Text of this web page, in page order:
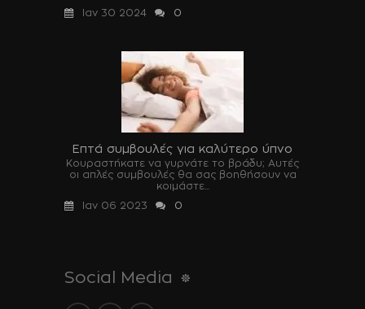
Ιαν 30 2024
0
Επτά συμβουλές για καλύτερο ύπνο
Κουραστήκατε να γυρνάτε το βράδυ; Αυτές
οι απλές συμβουλές θα σας βοηθήσουν να
κοιμάστε...
Ιαν 06 2023
0
Social Media